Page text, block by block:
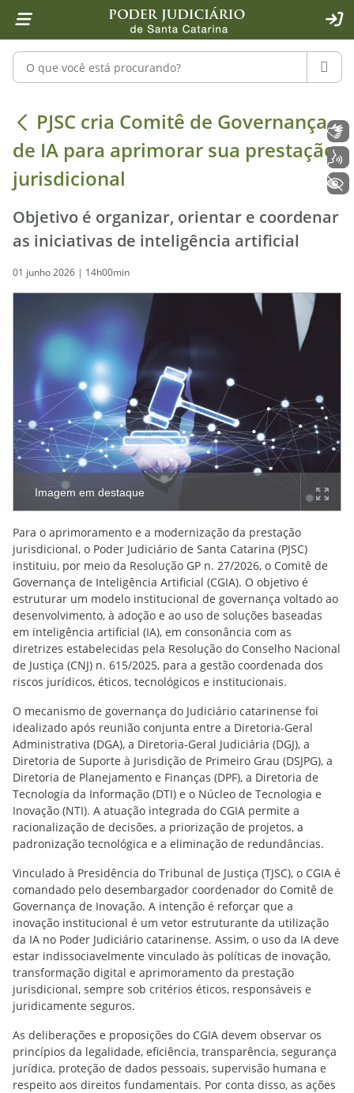
1 Ir para o conteúdo
2 Ir para a ferramenta de acessibilidade - Rybená
4 Ir para o menu principal
5 Ir para a pesquisa
6 Ir para o rodapé
7 Ir para a página inicial
Pesquisar no portal
PJSC cria Comitê de Governança
PJSC cria Comitê de Governança
de IA para aprimorar sua prestação
jurisdicional
Objetivo é organizar, orientar e coordenar
as iniciativas de inteligência artificial
01 junho 2026 | 14h00min
Imagem em destaque
Para o aprimoramento e a modernização da prestação
jurisdicional, o Poder Judiciário de Santa Catarina (PJSC)
instituiu, por meio da Resolução GP n. 27/2026, o Comitê de
Governança de Inteligência Artificial (CGIA). O objetivo é
estruturar um modelo institucional de governança voltado ao
desenvolvimento, à adoção e ao uso de soluções baseadas
em inteligência artificial (IA), em consonância com as
diretrizes estabelecidas pela Resolução do Conselho Nacional
de Justiça (CNJ) n. 615/2025, para a gestão coordenada dos
riscos jurídicos, éticos, tecnológicos e institucionais.
O mecanismo de governança do Judiciário catarinense foi
idealizado após reunião conjunta entre a Diretoria-Geral
Administrativa (DGA), a Diretoria-Geral Judiciária (DGJ), a
Diretoria de Suporte à Jurisdição de Primeiro Grau (DSJPG), a
Diretoria de Planejamento e Finanças (DPF), a Diretoria de
Tecnologia da Informação (DTI) e o Núcleo de Tecnologia e
Inovação (NTI). A atuação integrada do CGIA permite a
racionalização de decisões, a priorização de projetos, a
padronização tecnológica e a eliminação de redundâncias.
Vinculado à Presidência do Tribunal de Justiça (TJSC), o CGIA é
comandado pelo desembargador coordenador do Comitê de
Governança de Inovação. A intenção é reforçar que a
inovação institucional é um vetor estruturante da utilização
da IA no Poder Judiciário catarinense. Assim, o uso da IA deve
estar indissociavelmente vinculado às políticas de inovação,
transformação digital e aprimoramento da prestação
jurisdicional, sempre sob critérios éticos, responsáveis e
juridicamente seguros.
As deliberações e proposições do CGIA devem observar os
princípios da legalidade, eficiência, transparência, segurança
jurídica, proteção de dados pessoais, supervisão humana e
respeito aos direitos fundamentais. Por conta disso, as ações
Libras
Voz